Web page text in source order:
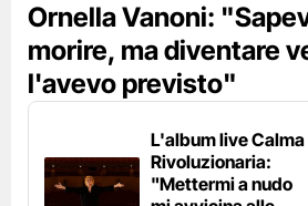
Ornella Vanoni:
morire, ma diventare
l'avevo previsto"
L'album live Calma
Rivoluzionaria:
"Mettermi a nudo